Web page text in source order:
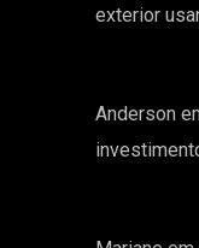
exterior
Anderson